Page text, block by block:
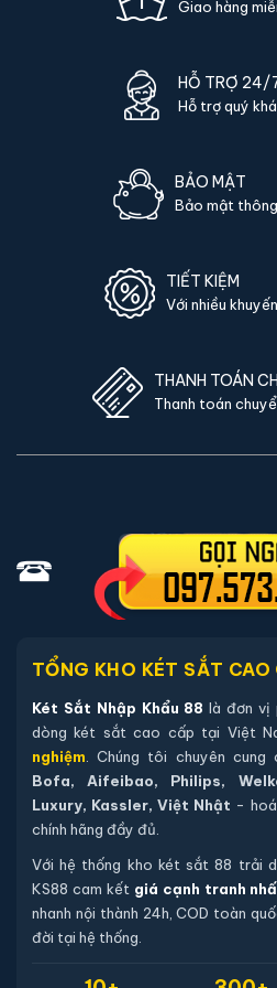
xuất, hoạt động chính xác và
trợ remote qua hotline & Zalo
khác giao COD toàn quốc.
Trải nghiệm tại showroom:
thử khoá, kiểm tra độ kín -
Hỗ trợ kỹ thuật trọn đời:
chỉnh khoá miễn phí toàn bộ
giá nếu khách tìm được nơi rẻ
A1D-60-TLB App
Bộ phụ kiện đi kèmKét sắt
điện thoại vân tay chính hãng
02 chìa khoá cơ chính hãng đi
04 viên pin Alkaline AA mới
Hướng dẫn sử dụng tiếng Việt
Thẻ bảo hành chính hãng -
phẩm trên website.
Hướng dẫn mua Két
60-TLB App điện
hãng
Mua hàng tại két sắt
chon lựa những cách sau:
: Bạn chọn sản phẩm
Giao hàng
HỖ TRỢ 24/
Hỗ trợ quý
BẢO MẬT
Bảo mật
TIẾT KIỆM
Với nhiều
THANH TOÁN
Thanh toán
TỔNG KHO KÉT SẮT CAO
Két Sắt Nhập Khẩu 88 là đơn vị
dòng két sắt cao cấp tại Việt
nghiệm . Chúng tôi chuyên
Bofa, Aifeibao, Philips,
Luxury, Kassler, Việt Nhật - hoá
chính hãng đầy đủ.
Với hệ thống kho két sắt 88 trải
KS88 cam kết giá cạnh tranh
nhanh nội thành 24h, COD toàn
đời tại hệ thống.